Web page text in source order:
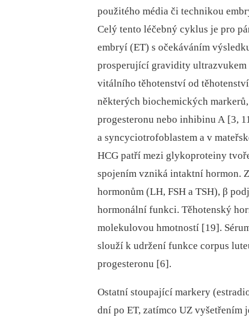
použitého média či technikou
Celý tento léčebný cyklus je pro
embryí (ET) s očekáváním
prosperující gravidity ultrazvukem
vitálního těhotenství od
některých biochemických
progesteronu nebo inhibinu A [3,
a syncyciotrofoblastem a v
HCG patří mezi glykoproteiny
spojením vzniká intaktní hormon.
hormonům (LH, FSH a TSH), β
hormonální funkci. Těhotenský
molekulovou hmotností [19].
slouží k udržení funkce corpus
progesteronu [6].
Ostatní stoupající markery
dní po ET, zatímco UZ vyšetřením